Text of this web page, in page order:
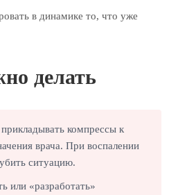
в динамике то, что уже
делать
компрессы к
врача. При воспалении
ситуацию.
или «разработать»